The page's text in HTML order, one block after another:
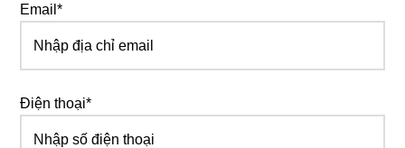
Email*
Điện thoại*